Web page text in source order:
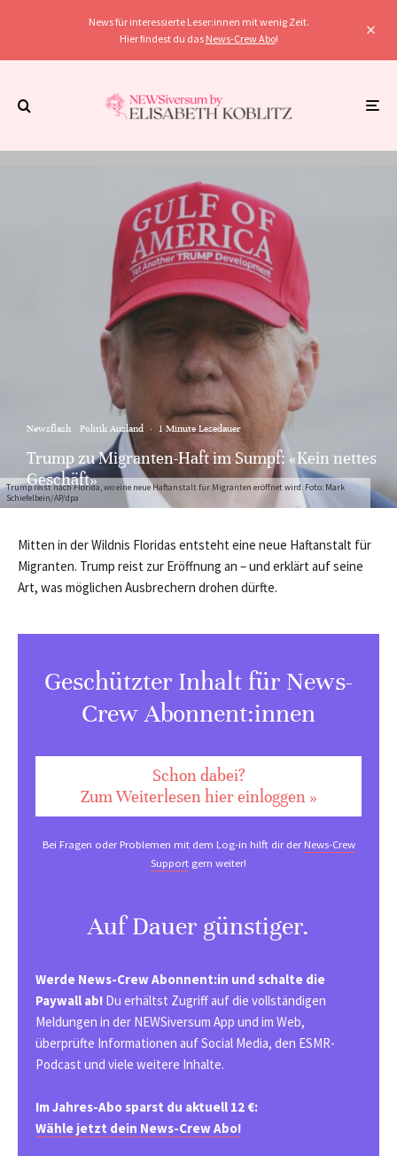
News für interessierte Leser:innen mit wenig Zeit.
Hier findest du das News-Crew Abo!
Trump reist nach Florida, wo eine neue Haftanstalt für Migranten eröffnet wird. Foto: Mark
Schiefelbein/AP/dpa
Newsflash Politik Ausland · 1 Minute Lesedauer
Trump zu Migranten-Haft im Sumpf: «Kein nettes
Geschäft»
Mitten in der Wildnis Floridas entsteht eine neue Haftanstalt für
Migranten. Trump reist zur Eröffnung an – und erklärt auf seine
Art, was möglichen Ausbrechern drohen dürfte.
Geschützter Inhalt für News-
Crew Abonnent:innen
Schon dabei?
Zum Weiterlesen hier einloggen »
Bei Fragen oder Problemen mit dem Log-in hilft dir derNews-Crew
Support gern weiter!
Auf Dauer günstiger.
Werde News-Crew Abonnent:in und schalte die
Paywall ab! Du erhältst Zugriff auf die vollständigen
Meldungen in der NEWSiversum App und im Web,
überprüfte Informationen auf Social Media, den ESMR-
Podcast und viele weitere Inhalte.
Im Jahres-Abo sparst du aktuell 12 €:
Wähle jetzt dein News-Crew Abo!